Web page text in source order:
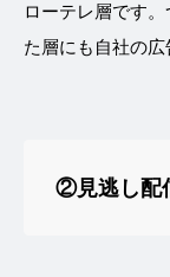
ローテレ層です
た層にも自社の広
②見逃し配